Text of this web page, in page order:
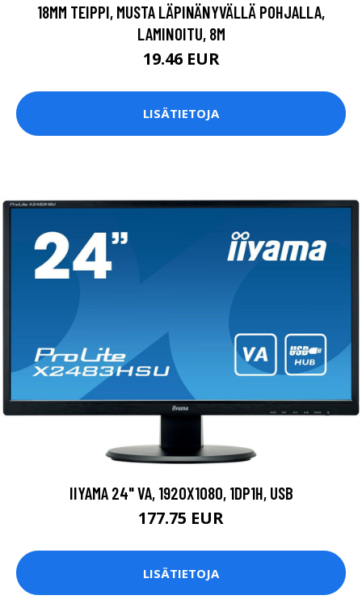
18MM TEIPPI, MUSTA LÄPINÄNYVÄLLÄ POHJALLA,
LAMINOITU, 8M
19.46 EUR
LISÄTIETOJA
IIYAMA 24" VA, 1920X1080, 1DP1H, USB
177.75 EUR
LISÄTIETOJA